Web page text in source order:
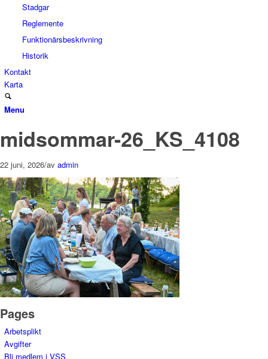
Stadgar
Reglemente
Funktionärsbeskrivning
Historik
Kontakt
Karta
Menu
midsommar-26_KS_4108
22 juni, 2026/av admin
Pages
Arbetsplikt
Avgifter
Bli medlem i VSS